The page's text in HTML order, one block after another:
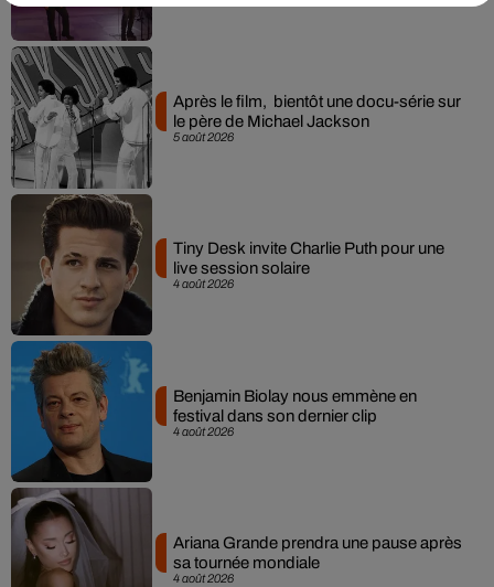
5 août 2026
Après le film, bientôt une docu-série sur
le père de Michael Jackson
4 août 2026
Tiny Desk invite Charlie Puth pour une
live session solaire
4 août 2026
Benjamin Biolay nous emmène en
festival dans son dernier clip
4 août 2026
Ariana Grande prendra une pause après
sa tournée mondiale